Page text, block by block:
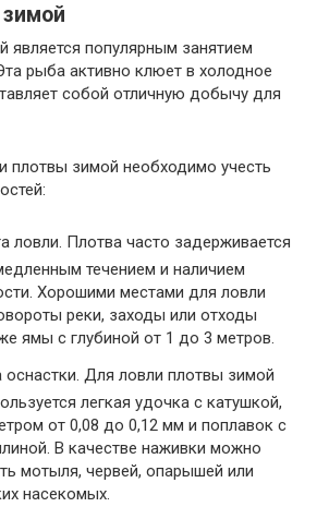
является популярным занятием
рыба активно клюет в холодное
собой отличную добычу для
плотвы зимой необходимо учесть
ловли. Плотва часто задерживается
течением и наличием
Хорошими местами для ловли
реки, заходы или отходы
ямы с глубиной от 1 до 3 метров.
оснастки. Для ловли плотвы зимой
легкая удочка с катушкой,
от 0,08 до 0,12 мм и поплавок с
В качестве наживки можно
мотыля, червей, опарышей или
насекомых.